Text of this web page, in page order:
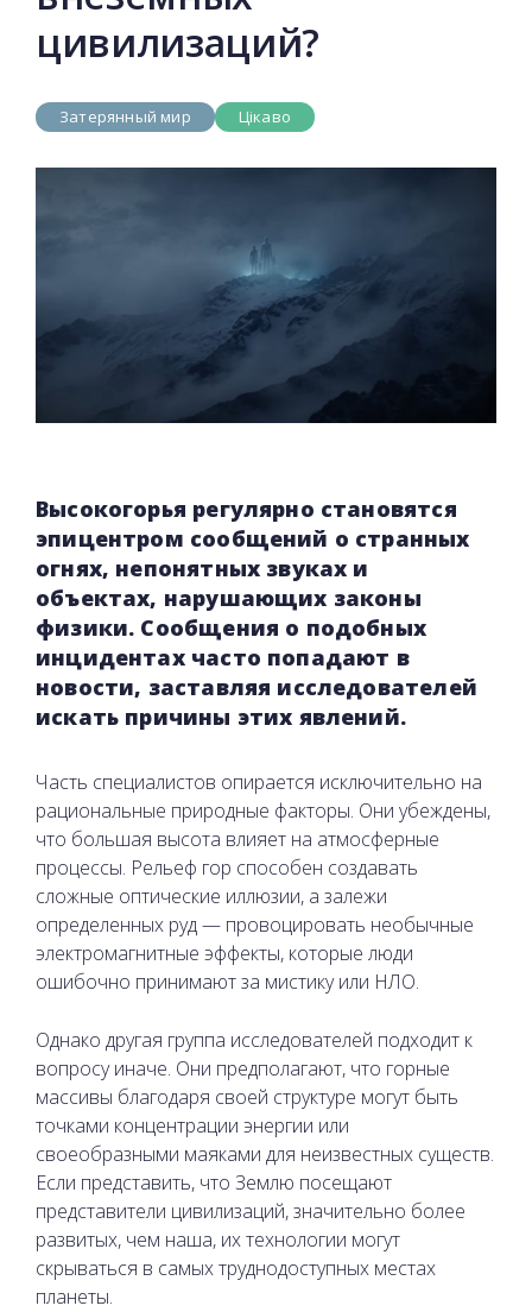
цивилизаций?
Затерянный мир Цікаво
Высокогорья регулярно становятся
эпицентром сообщений о странных
огнях, непонятных звуках и
объектах, нарушающих законы
физики. Сообщения о подобных
инцидентах часто попадают в
новости, заставляя исследователей
искать причины этих явлений.
Часть специалистов опирается исключительно на
рациональные природные факторы. Они убеждены,
что большая высота влияет на атмосферные
процессы. Рельеф гор способен создавать
сложные оптические иллюзии, а залежи
определенных руд — провоцировать необычные
электромагнитные эффекты, которые люди
ошибочно принимают за мистику или НЛО.
Однако другая группа исследователей подходит к
вопросу иначе. Они предполагают, что горные
массивы благодаря своей структуре могут быть
точками концентрации энергии или
своеобразными маяками для неизвестных существ.
Если представить, что Землю посещают
представители цивилизаций, значительно более
развитых, чем наша, их технологии могут
скрываться в самых труднодоступных местах
планеты.